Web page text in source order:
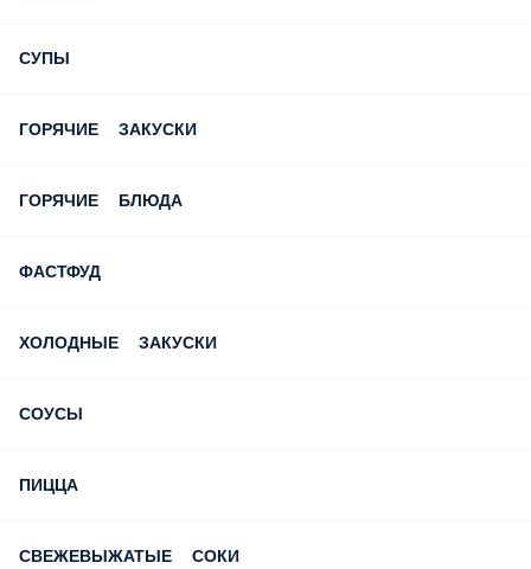
СУПЫ
ГОРЯЧИЕ ЗАКУСКИ
ГОРЯЧИЕ БЛЮДА
ФАСТФУД
ХОЛОДНЫЕ ЗАКУСКИ
СОУСЫ
ПИЦЦА
СВЕЖЕВЫЖАТЫЕ СОКИ